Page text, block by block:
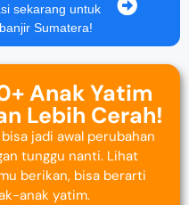
sekarang untuk
Sumatera!
Anak Yatim
Lebih Cerah!
jadi awal perubahan
tunggu nanti. Lihat
berikan, bisa berarti
anak yatim.